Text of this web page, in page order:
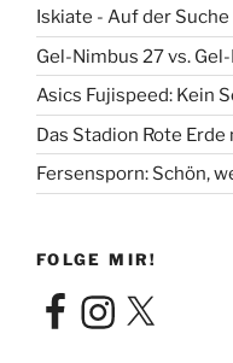
Iskiate - Auf der
Gel-Nimbus 27 vs.
Asics Fujispeed: Kein
Das Stadion Rote
Fersensporn: Schön,
FOLGE MIR!
FacebookInstagram
X